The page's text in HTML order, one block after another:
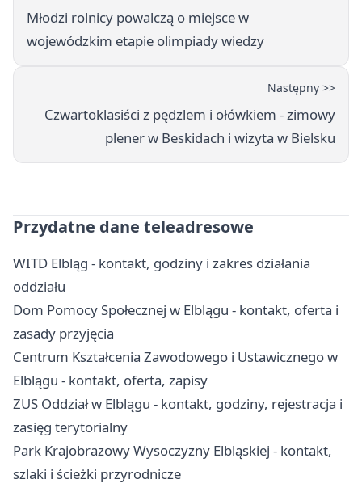
Młodzi rolnicy powalczą o miejsce w
wojewódzkim etapie olimpiady wiedzy
Następny >>
Czwartoklasiści z pędzlem i ołówkiem - zimowy
plener w Beskidach i wizyta w Bielsku
Przydatne dane teleadresowe
WITD Elbląg - kontakt, godziny i zakres działania
oddziału
Dom Pomocy Społecznej w Elblągu - kontakt, oferta i
zasady przyjęcia
Centrum Kształcenia Zawodowego i Ustawicznego w
Elblągu - kontakt, oferta, zapisy
ZUS Oddział w Elblągu - kontakt, godziny, rejestracja i
zasięg terytorialny
Park Krajobrazowy Wysoczyzny Elbląskiej - kontakt,
szlaki i ścieżki przyrodnicze